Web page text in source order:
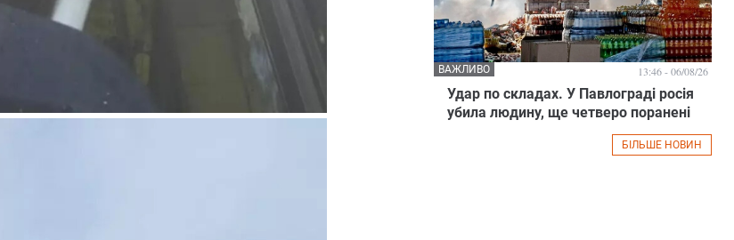
Удар по складах. У Павлограді росія
убила людину, ще четверо поранені
ВАЖЛИВО 13:46 - 06/08/26
БІЛЬШЕ НОВИН